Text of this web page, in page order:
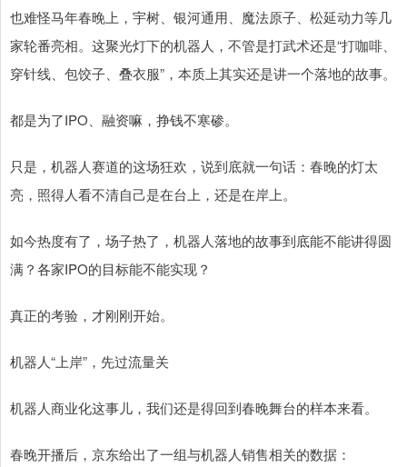
也难怪马年春晚上，宇树、银河通用、魔法原子、松延动力等几
家轮番亮相。这聚光灯下的机器人，不管是打武术还是“打咖啡、
穿针线、包饺子、叠衣服”，本质上其实还是讲一个落地的故事。
都是为了IPO、融资嘛，挣钱不寒碜。
只是，机器人赛道的这场狂欢，说到底就一句话：春晚的灯太
亮，照得人看不清自己是在台上，还是在岸上。
如今热度有了，场子热了，机器人落地的故事到底能不能讲得圆
满？各家IPO的目标能不能实现？
真正的考验，才刚刚开始。
机器人“上岸”，先过流量关
机器人商业化这事儿，我们还是得回到春晚舞台的样本来看。
春晚开播后，京东给出了一组与机器人销售相关的数据：